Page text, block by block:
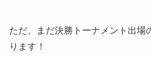
ただ、まだ決勝トーナメント出場
ります！